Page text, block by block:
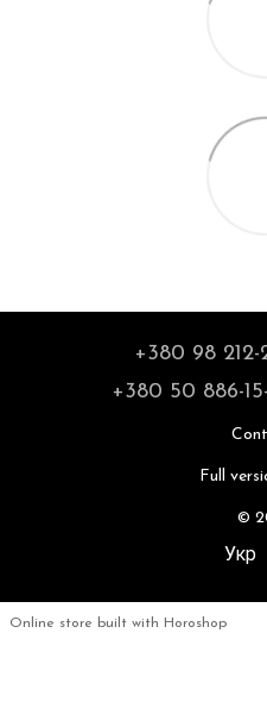
+380 98 212-
+380 50 886-
Full
©
Укр
Online store built with Horoshop